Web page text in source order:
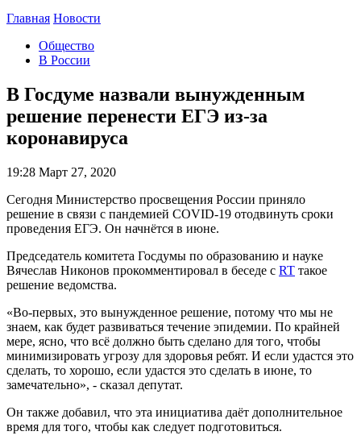
Главная Новости
Общество
В России
В Госдуме назвали вынужденным
решение перенести ЕГЭ из-за
коронавируса
19:28 Март 27, 2020
Сегодня Министерство просвещения России приняло
решение в связи с пандемией COVID-19 отодвинуть сроки
проведения ЕГЭ. Он начнётся в июне.
Председатель комитета Госдумы по образованию и науке
Вячеслав Никонов прокомментировал в беседе с RT такое
решение ведомства.
«Во-первых, это вынужденное решение, потому что мы не
знаем, как будет развиваться течение эпидемии. По крайней
мере, ясно, что всё должно быть сделано для того, чтобы
минимизировать угрозу для здоровья ребят. И если удастся это
сделать, то хорошо, если удастся это сделать в июне, то
замечательно», - сказал депутат.
Он также добавил, что эта инициатива даёт дополнительное
время для того, чтобы как следует подготовиться.